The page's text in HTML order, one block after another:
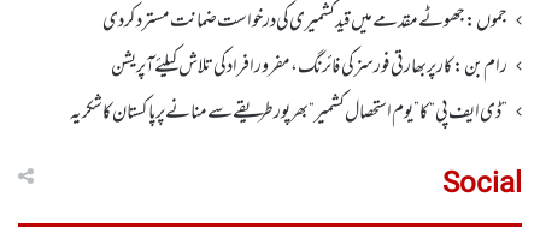
جموں :جھوٹے مقدمے میں قید کشمیری کی درخواست ضمانت مسترد کردی
رام بن : کار پربھارتی فورسز کی فائرنگ،مفرور افراد کی تلاش کیلئے آپریشن
”ڈی ایف پی “ کا ” یوم استحصال کشمیر “ بھر پور طریقے سے منانے پر پاکستان کا شکریہ
Social